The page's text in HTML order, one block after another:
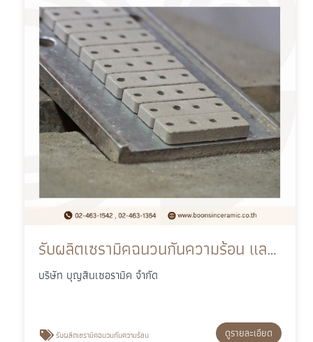
รับผลิตเซรามิคฉนวนกันความร้อน และฉนวนไฟฟ้าอุตสาหกรรม
บริษัท บุญสินเซอรามิค จำกัด
รับผลิตเซรามิคฉนวนกันความร้อน ดูรายละเอียด